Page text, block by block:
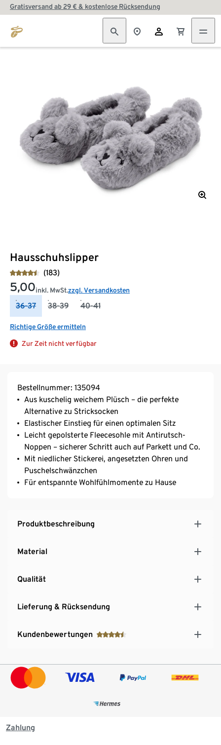
Gratisversand ab 29 € & kostenlose Rücksendung
Hausschuhslipper
(183)
5,00inkl. MwSt.zzgl. Versandkosten
36-37 38-39 40-41
Richtige Größe ermitteln
Zur Zeit nicht verfügbar
Bestellnummer: 135094
Aus kuschelig weichem Plüsch – die perfekte
Alternative zu Stricksocken
Elastischer Einstieg für einen optimalen Sitz
Leicht gepolsterte Fleecesohle mit Antirutsch-
Noppen – sicherer Schritt auch auf Parkett und Co.
Mit niedlicher Stickerei, angesetzten Ohren und
Puschelschwänzchen
Für entspannte Wohlfühlmomente zu Hause
Produktbeschreibung
Material
Qualität
Lieferung & Rücksendung
Kundenbewertungen
Zahlung